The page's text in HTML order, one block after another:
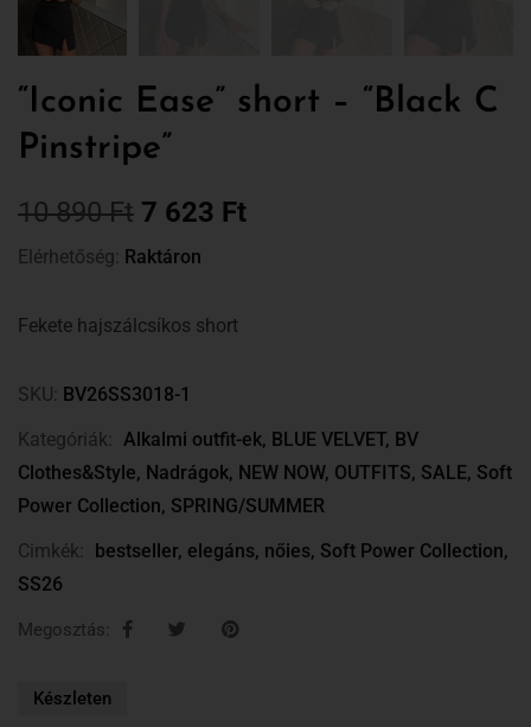
“Iconic Ease” short – “Black C
Pinstripe”
10 890Ft 7 623 Ft
Elérhetőség: Raktáron
Fekete hajszálcsíkos short
SKU:
BV26SS3018-1
Kategóriák:
Alkalmi outfit-ek, BLUE VELVET, BV
Clothes&Style, Nadrágok, NEW NOW, OUTFITS, SALE, Soft
Power Collection, SPRING/SUMMER
Cimkék:
bestseller, elegáns, nőies, Soft Power Collection,
SS26
Megosztás:
Készleten